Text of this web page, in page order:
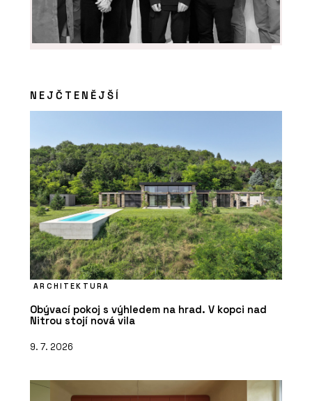
PRODUKTY
NEJČTENĚJŠÍ
ARCHITEKTURA
Obývací pokoj s výhledem na hrad. V kopci nad
Nitrou stojí nová vila
9. 7. 2026